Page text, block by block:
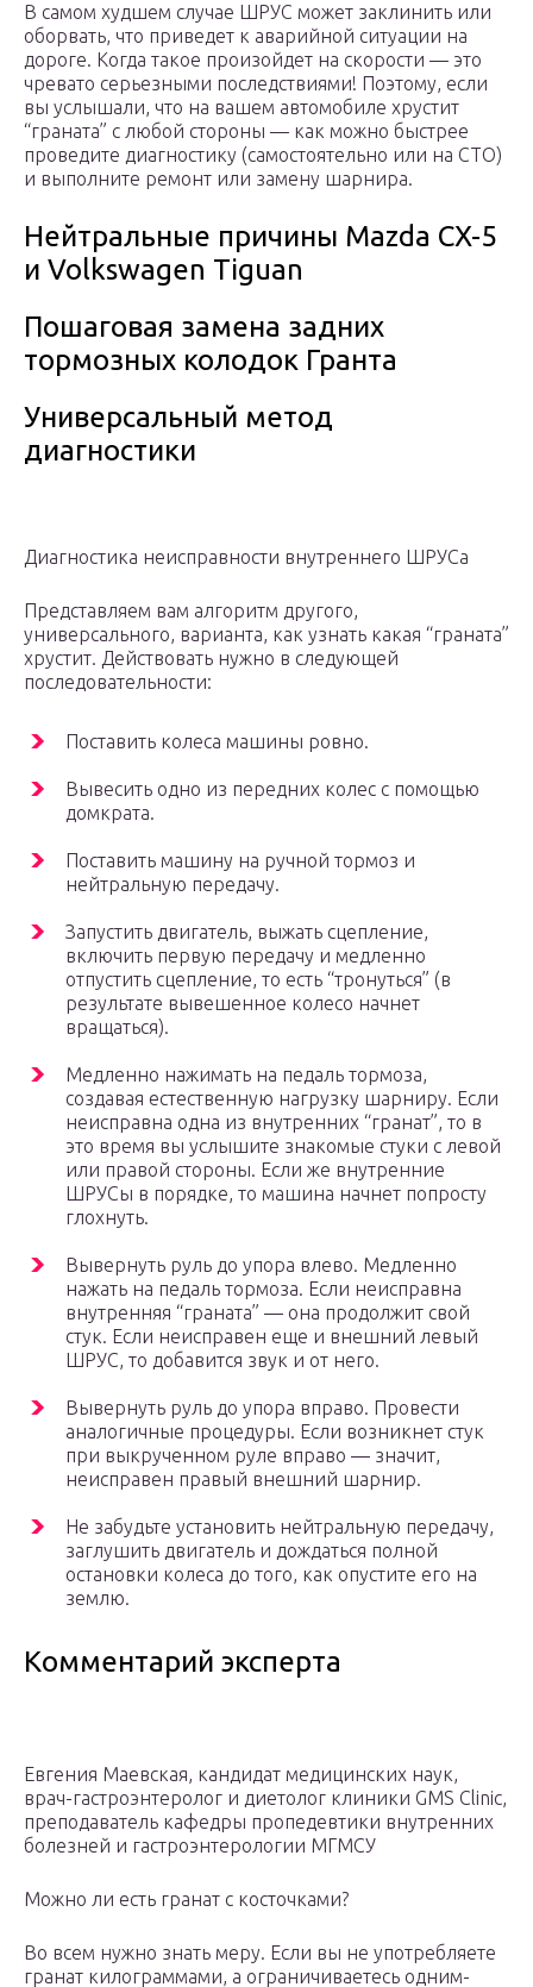
В самом худшем случае ШРУС может заклинить или
оборвать, что приведет к аварийной ситуации на
дороге. Когда такое произойдет на скорости — это
чревато серьезными последствиями! Поэтому, если
вы услышали, что на вашем автомобиле хрустит
“граната” с любой стороны — как можно быстрее
проведите диагностику (самостоятельно или на СТО)
и выполните ремонт или замену шарнира.
Нейтральные причины Mazda CX-5
и Volkswagen Tiguan
Пошаговая замена задних
тормозных колодок Гранта
Универсальный метод
диагностики
Диагностика неисправности внутреннего ШРУСа
Представляем вам алгоритм другого,
универсального, варианта, как узнать какая “граната”
хрустит. Действовать нужно в следующей
последовательности:
Поставить колеса машины ровно.
Вывесить одно из передних колес с помощью
домкрата.
Поставить машину на ручной тормоз и
нейтральную передачу.
Запустить двигатель, выжать сцепление,
включить первую передачу и медленно
отпустить сцепление, то есть “тронуться” (в
результате вывешенное колесо начнет
вращаться).
Медленно нажимать на педаль тормоза,
создавая естественную нагрузку шарниру. Если
неисправна одна из внутренних “гранат”, то в
это время вы услышите знакомые стуки с левой
или правой стороны. Если же внутренние
ШРУСы в порядке, то машина начнет попросту
глохнуть.
Вывернуть руль до упора влево. Медленно
нажать на педаль тормоза. Если неисправна
внутренняя “граната” — она продолжит свой
стук. Если неисправен еще и внешний левый
ШРУС, то добавится звук и от него.
Вывернуть руль до упора вправо. Провести
аналогичные процедуры. Если возникнет стук
при выкрученном руле вправо — значит,
неисправен правый внешний шарнир.
Не забудьте установить нейтральную передачу,
заглушить двигатель и дождаться полной
остановки колеса до того, как опустите его на
землю.
Комментарий эксперта
Евгения Маевская, кандидат медицинских наук,
врач-гастроэнтеролог и диетолог клиники GMS Clinic,
преподаватель кафедры пропедевтики внутренних
болезней и гастроэнтерологии МГМСУ
Можно ли есть гранат с косточками?
Во всем нужно знать меру. Если вы не употребляете
гранат килограммами, а ограничиваетесь одним-